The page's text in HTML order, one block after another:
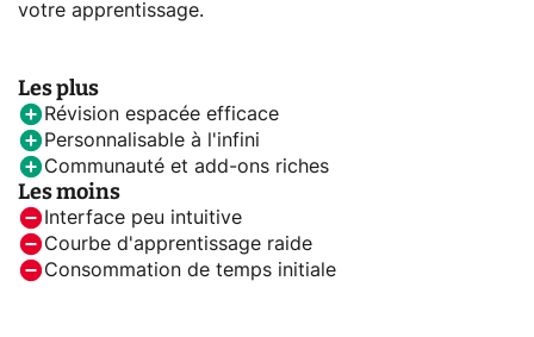
votre apprentissage.
Les plus
Révision espacée efficace
Personnalisable à l'infini
Communauté et add-ons riches
Les moins
Interface peu intuitive
Courbe d'apprentissage raide
Consommation de temps initiale